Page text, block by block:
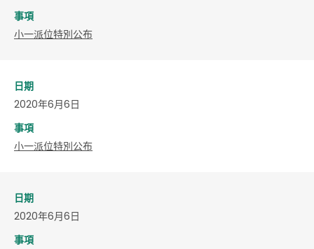
事項
小一派位特別公布
日期
2020年6月6日
事項
小一派位特別公布
日期
2020年6月6日
事項